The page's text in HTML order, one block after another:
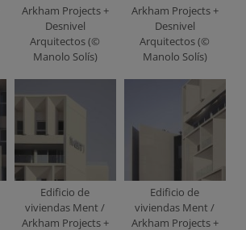
Arkham Projects +
Desnivel
Arquitectos (©
Manolo Solís)
Arkham Projects +
Desnivel
Arquitectos (©
Manolo Solís)
Edificio de
viviendas Ment /
Arkham Projects +
Edificio de
viviendas Ment /
Arkham Projects +